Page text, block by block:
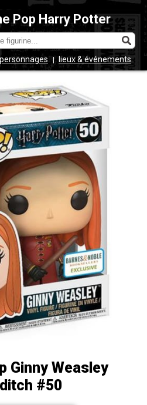
Pop Harry Potter
personnages lieux & événements
Ginny Weasley
#50